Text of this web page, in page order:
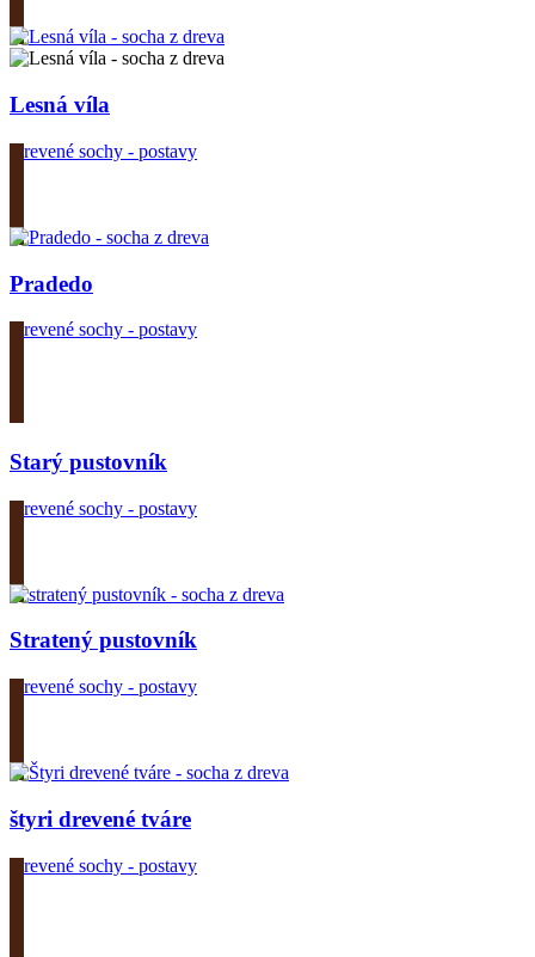
Lesná víla
Drevené sochy - postavy
Pradedo
Drevené sochy - postavy
Starý pustovník
Drevené sochy - postavy
Stratený pustovník
Drevené sochy - postavy
štyri drevené tváre
Drevené sochy - postavy